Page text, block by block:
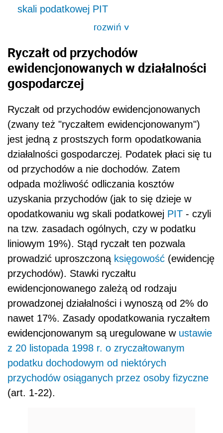
skali podatkowej PIT
rozwiń>
Ryczałt od przychodów
ewidencjonowanych w działalności
gospodarczej
Ryczałt od przychodów ewidencjonowanych
(zwany też "ryczałtem ewidencjonowanym")
jest jedną z prostszych form opodatkowania
działalności gospodarczej. Podatek płaci się tu
od przychodów a nie dochodów. Zatem
odpada możliwość odliczania kosztów
uzyskania przychodów (jak to się dzieje w
opodatkowaniu wg skali podatkowej PIT - czyli
na tzw. zasadach ogólnych, czy w podatku
liniowym 19%). Stąd ryczałt ten pozwala
prowadzić uproszczoną księgowość (ewidencję
przychodów). Stawki ryczałtu
ewidencjonowanego zależą od rodzaju
prowadzonej działalności i wynoszą od 2% do
nawet 17%. Zasady opodatkowania ryczałtem
ewidencjonowanym są uregulowane w ustawie
z 20 listopada 1998 r. o zryczałtowanym
podatku dochodowym od niektórych
przychodów osiąganych przez osoby fizyczne
(art. 1-22).